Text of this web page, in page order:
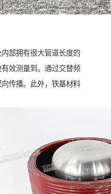
部拥有很大管道长度的
效测量到。通过交替频
传播。此外，铁基材料